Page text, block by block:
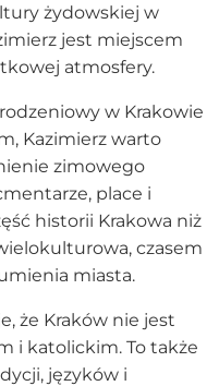
żydowskiej w
jest miejscem
atmosfery.
w Krakowie
Kazimierz warto
zimowego
place i
historii Krakowa niż
czasem
miasta.
że Kraków nie jest
i katolickim. To także
języków i